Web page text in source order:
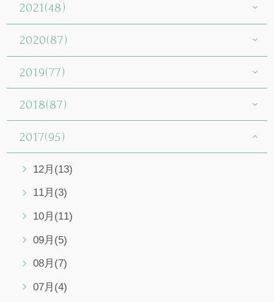
2021(48)
2020(87)
2019(77)
2018(87)
2017(95)
12月(13)
11月(3)
10月(11)
09月(5)
08月(7)
07月(4)